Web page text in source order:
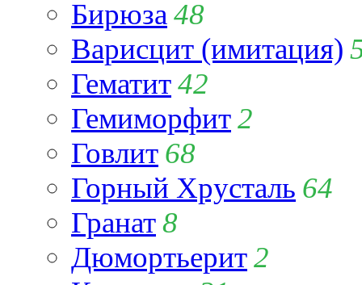
Бирюза 48
Варисцит (имитация)
Гематит42
Гемиморфит2
Говлит 68
Горный Хрусталь 64
Гранат8
Дюмортьерит2